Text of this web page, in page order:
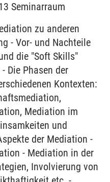
Seminarraum
zu anderen
- Vor- und Nachteile
die "Soft Skills"
Die Phasen der
Kontexten:
Mediation im
und
der Mediation -
- Mediation in der
Involvierung von